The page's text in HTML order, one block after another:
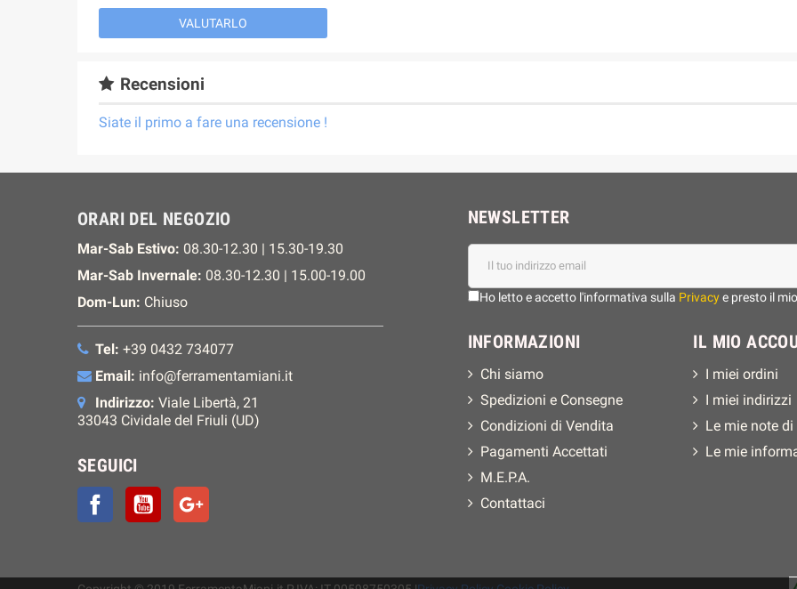
VALUTARLO
Recensioni
Siate il primo a fare una recensione !
ORARI DEL NEGOZIO
Mar-Sab Estivo: 08.30-12.30 | 15.30-19.30
Mar-Sab Invernale: 08.30-12.30 | 15.00-19.00
Dom-Lun: Chiuso
Tel: +39 0432 734077
Email: info@ferramentamiani.it
Indirizzo: Viale Libertà, 21
33043 Cividale del Friuli (UD)
SEGUICI
FacebookYouTube
NEWSLETTER
Ho letto e accetto l'informativa sulla Privacye presto il
INFORMAZIONI
Chi siamo
Spedizioni e Consegne
Condizioni di Vendita
Pagamenti Accettati
M.E.P.A.
Contattaci
IL MIO
I miei ordini
I miei indirizzi
Le mie note
Le mie